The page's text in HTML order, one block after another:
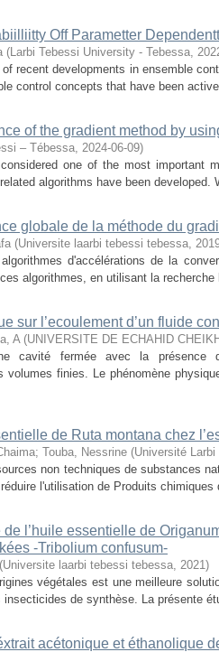
Off Parametter
(Larbi Tebessi University - Tebessa,
recent developments in ensemble
control concepts that have been
of the gradient method by
– Tébessa, 2024-06-09)
one of the most important
algorithms have been developed.
globale de la méthode du
(Universite laarbi tebessi tebessa,
d'accélérations de la
algorithmes, en utilisant la
sur l’ecoulement d’un fluide
A (UNIVERSITE DE ECHAHID
cavité fermée avec la présence
volumes finies. Le phénomène
de Ruta montana chez
; Touba, Nessrine (Université
non techniques de substances
l'utilisation de Produits
l’huile essentielle de
-Tribolium confusum-
(Universite laarbi tebessi tebessa, 2021)
végétales est une meilleure
insecticides de synthèse. La présente
acétonique et éthanolique